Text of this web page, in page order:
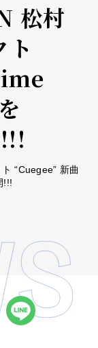
松村
“Cuegee” 新曲
!!!